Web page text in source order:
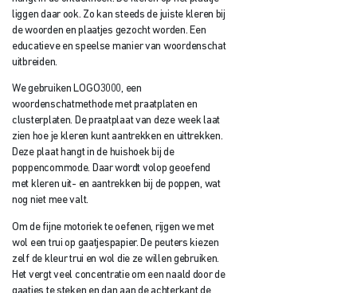
liggen daar ook. Zo kan steeds de juiste kleren bij
de woorden en plaatjes gezocht worden. Een
educatieve en speelse manier van woordenschat
uitbreiden.
We gebruiken LOGO3000, een
woordenschatmethode met praatplaten en
clusterplaten. De praatplaat van deze week laat
zien hoe je kleren kunt aantrekken en uittrekken.
Deze plaat hangt in de huishoek bij de
poppencommode. Daar wordt volop geoefend
met kleren uit- en aantrekken bij de poppen, wat
nog niet mee valt.
Om de fijne motoriek te oefenen, rijgen we met
wol een trui op gaatjespapier. De peuters kiezen
zelf de kleur trui en wol die ze willen gebruiken.
Het vergt veel concentratie om een naald door de